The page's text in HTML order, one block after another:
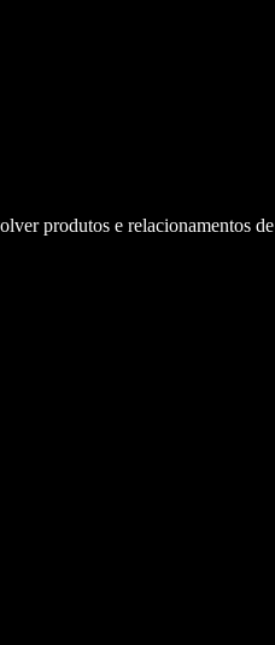
produtos e relacionamentos